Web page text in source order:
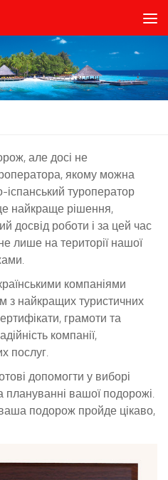
але досі не
якому можна
іспанський туроператор
найкраще рішення,
досвід роботи і за цей час
лише на території нашої
компаніями
з найкращих туристичних
грамоти та
компанії,
послуг.
допомогти у виборі
вашої подорожі.
подорож пройде цікаво,